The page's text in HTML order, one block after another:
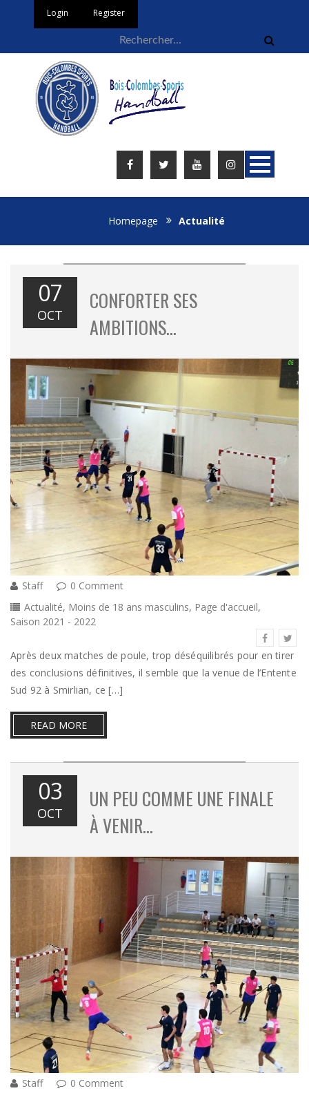
Login Register
Homepage Actualité
07
OCT
CONFORTER SES
AMBITIONS…
Staff
0 Comment
Actualité, Moins de 18 ans masculins, Page d'accueil,
Saison 2021 - 2022
Après deux matches de poule, trop déséquilibrés pour en tirer
des conclusions définitives, il semble que la venue de l’Entente
Sud 92 à Smirlian, ce […]
READ MORE
03
OCT
UN PEU COMME UNE FINALE
À VENIR…
Staff
0 Comment